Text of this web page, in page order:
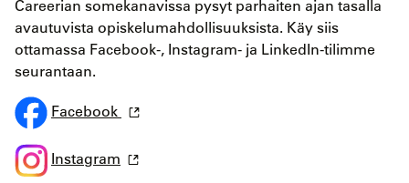
Careerian somekanavissa pysyt parhaiten ajan tasalla
avautuvista opiskelumahdollisuuksista. Käy siis
ottamassa Facebook-, Instagram- ja LinkedIn-tilimme
seurantaan.
Facebook
Instagram